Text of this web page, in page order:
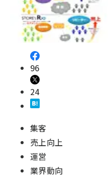
96
24
集客
売上向上
運営
業界動向